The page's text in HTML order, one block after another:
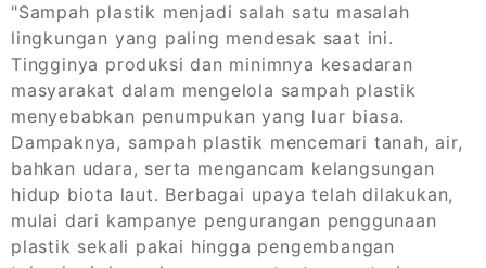
"Sampah plastik menjadi salah satu masalah
lingkungan yang paling mendesak saat ini.
Tingginya produksi dan minimnya kesadaran
masyarakat dalam mengelola sampah plastik
menyebabkan penumpukan yang luar biasa.
Dampaknya, sampah plastik mencemari tanah, air,
bahkan udara, serta mengancam kelangsungan
hidup biota laut. Berbagai upaya telah dilakukan,
mulai dari kampanye pengurangan penggunaan
plastik sekali pakai hingga pengembangan